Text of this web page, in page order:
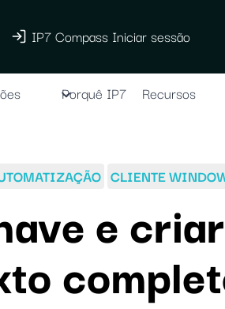
IP7 Compass Iniciar sessão
Porquê IP7 Recursos
CLIENTE
e